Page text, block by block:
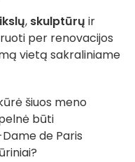
, skulptūrų ir
per renovacijos
vietą sakraliniame
šiuos meno
būti
de Paris